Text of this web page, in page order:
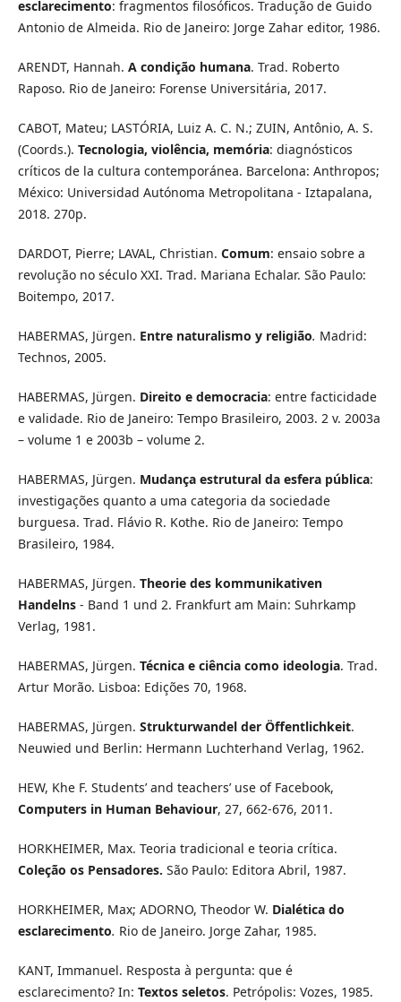
esclarecimento: fragmentos filosóficos. Tradução de Guido
Antonio de Almeida. Rio de Janeiro: Jorge Zahar editor, 1986.
ARENDT, Hannah. A condição humana. Trad. Roberto
Raposo. Rio de Janeiro: Forense Universitária, 2017.
CABOT, Mateu; LASTÓRIA, Luiz A. C. N.; ZUIN, Antônio, A. S.
(Coords.). Tecnologia, violência, memória: diagnósticos
críticos de la cultura contemporánea. Barcelona: Anthropos;
México: Universidad Autónoma Metropolitana - Iztapalana,
2018. 270p.
DARDOT, Pierre; LAVAL, Christian. Comum: ensaio sobre a
revolução no século XXI. Trad. Mariana Echalar. São Paulo:
Boitempo, 2017.
HABERMAS, Jürgen. Entre naturalismo y religião. Madrid:
Technos, 2005.
HABERMAS, Jürgen. Direito e democracia: entre facticidade
e validade. Rio de Janeiro: Tempo Brasileiro, 2003. 2 v. 2003a
– volume 1 e 2003b – volume 2.
HABERMAS, Jürgen. Mudança estrutural da esfera pública:
investigações quanto a uma categoria da sociedade
burguesa. Trad. Flávio R. Kothe. Rio de Janeiro: Tempo
Brasileiro, 1984.
HABERMAS, Jürgen. Theorie des kommunikativen
Handelns- Band 1 und 2. Frankfurt am Main: Suhrkamp
Verlag, 1981.
HABERMAS, Jürgen. Técnica e ciência como ideologia. Trad.
Artur Morão. Lisboa: Edições 70, 1968.
HABERMAS, Jürgen. Strukturwandel der Öffentlichkeit.
Neuwied und Berlin: Hermann Luchterhand Verlag, 1962.
HEW, Khe F. Students’ and teachers’ use of Facebook,
Computers in Human Behaviour, 27, 662-676, 2011.
HORKHEIMER, Max. Teoria tradicional e teoria crítica.
Coleção os Pensadores. São Paulo: Editora Abril, 1987.
HORKHEIMER, Max; ADORNO, Theodor W. Dialética do
esclarecimento. Rio de Janeiro. Jorge Zahar, 1985.
KANT, Immanuel. Resposta à pergunta: que é
esclarecimento? In: Textos seletos. Petrópolis: Vozes, 1985.